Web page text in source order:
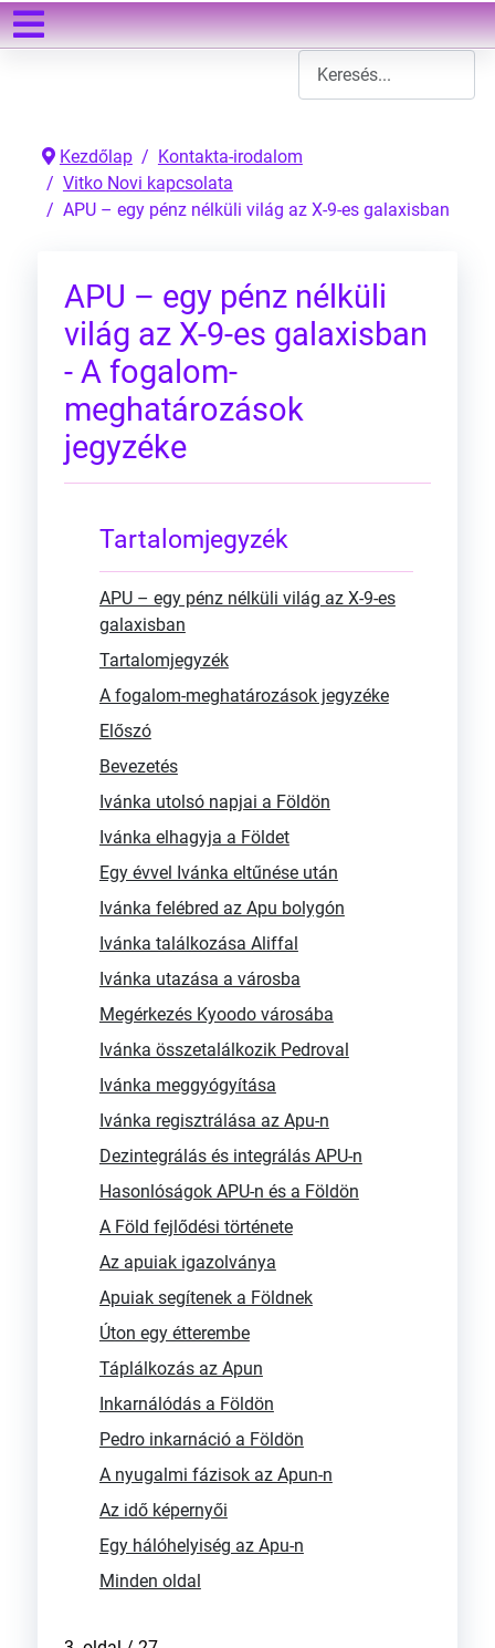
Kezdőlap
Kontakta-irodalom
Vitko Novi kapcsolata
APU – egy pénz nélküli világ az X-9-es galaxisban
APU – egy pénz nélküli
világ az X-9-es galaxisban
- A fogalom-
meghatározások
jegyzéke
Tartalomjegyzék
APU – egy pénz nélküli világ az X-9-es
galaxisban
Tartalomjegyzék
A fogalom-meghatározások jegyzéke
Előszó
Bevezetés
Ivánka utolsó napjai a Földön
Ivánka elhagyja a Földet
Egy évvel Ivánka eltűnése után
Ivánka felébred az Apu bolygón
Ivánka találkozása Aliffal
Ivánka utazása a városba
Megérkezés Kyoodo városába
Ivánka összetalálkozik Pedroval
Ivánka meggyógyítása
Ivánka regisztrálása az Apu-n
Dezintegrálás és integrálás APU-n
Hasonlóságok APU-n és a Földön
A Föld fejlődési története
Az apuiak igazolványa
Apuiak segítenek a Földnek
Úton egy étterembe
Táplálkozás az Apun
Inkarnálódás a Földön
Pedro inkarnáció a Földön
A nyugalmi fázisok az Apun-n
Az idő képernyői
Egy hálóhelyiség az Apu-n
Minden oldal